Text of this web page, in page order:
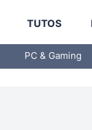
TUTOS
PC & Gaming